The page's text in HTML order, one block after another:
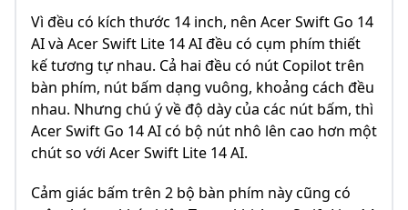
Vì đều có kích thước 14 inch, nên Acer Swift Go 14
AI và Acer Swift Lite 14 AI đều có cụm phím thiết
kế tương tự nhau. Cả hai đều có nút Copilot trên
bàn phím, nút bấm dạng vuông, khoảng cách đều
nhau. Nhưng chú ý về độ dày của các nút bấm, thì
Acer Swift Go 14 AI có bộ nút nhô lên cao hơn một
chút so với Acer Swift Lite 14 AI.
Cảm giác bấm trên 2 bộ bàn phím này cũng có